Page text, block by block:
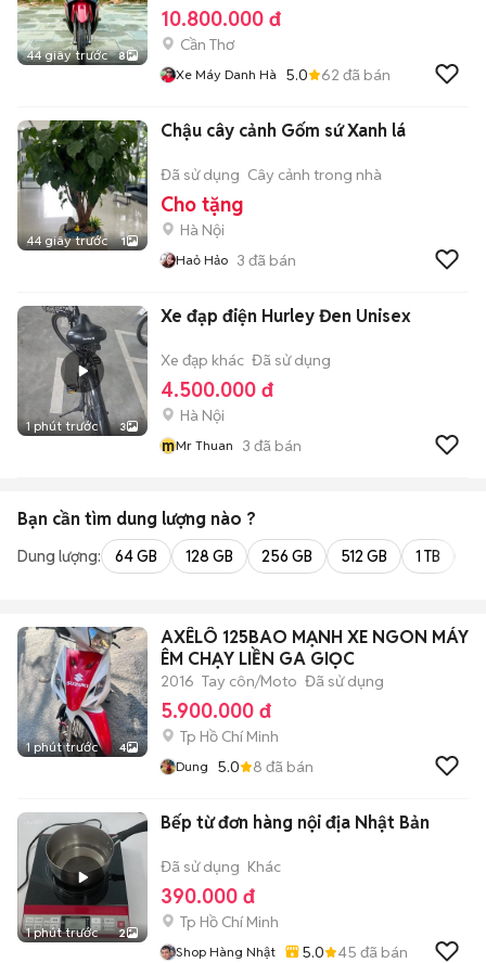
44 giây trước 8
10.800.000 đ
Cần Thơ
Xe Máy Danh Hà 5.0 62 đã bán
44 giây trước 1
Chậu cây cảnh Gốm sứ Xanh lá
Đã sử dụng Cây cảnh trong nhà
Cho tặng
Hà Nội
Haỏ Hảo 3 đã bán
1 phút trước 3
Xe đạp điện Hurley Đen Unisex
Xe đạp khác Đã sử dụng
4.500.000 đ
Hà Nội
mMr Thuan 3 đã bán
Bạn cần tìm dung lượng nào ?
Dung lượng: 64 GB 128 GB 256 GB 512 GB 1 TB
1 phút trước 4
AXÊLÔ 125BAO MẠNH XE NGON MÁY
ÊM CHẠY LIỀN GA GIỌC
2016 Tay côn/Moto Đã sử dụng
5.900.000 đ
Tp Hồ Chí Minh
Dung 5.0 8 đã bán
1 phút trước 2
Bếp từ đơn hàng nội địa Nhật Bản
Đã sử dụng Khác
390.000 đ
Tp Hồ Chí Minh
Shop Hàng Nhật 5.0 45 đã bán